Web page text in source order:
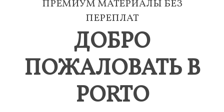
ПРЕМИУМ МАТЕРИАЛЫ БЕЗ
ПЕРЕПЛАТ
ДОБРО
ПОЖАЛОВАТЬ В
PORTO